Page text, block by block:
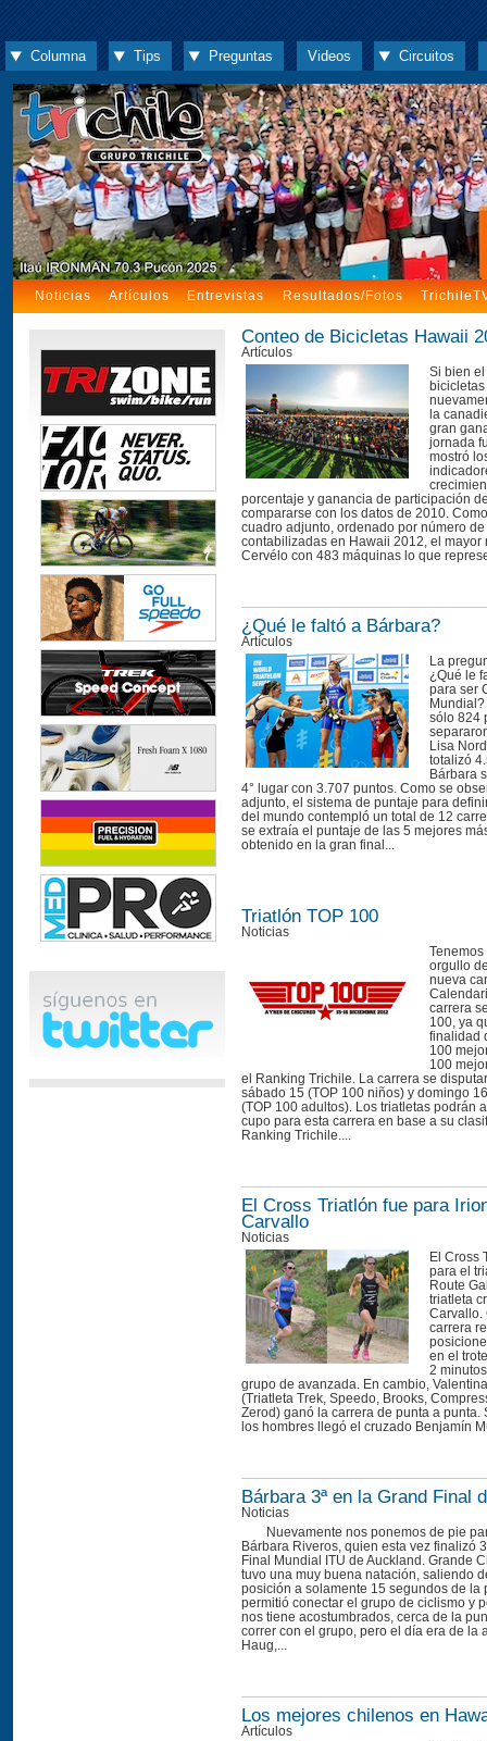
Columna Tips Preguntas Videos Circuitos
Noticias Artículos Entrevistas Resultados/Fotos
Conteo de Bicicletas Hawaii
Artículos
Si bien
la
gran
jornada
mostró
porcentaje y ganancia de participación
compararse con los datos de 2010.
cuadro adjunto, ordenado por número
contabilizadas en Hawaii 2012, el mayor
Cervélo con 483 máquinas lo que
¿Qué le faltó a Bárbara?
Artículos
La
¿Qué le
para ser
sólo 824
Lisa
totalizó
Bárbara
4° lugar con 3.707 puntos. Como se
adjunto, el sistema de puntaje para
del mundo contempló un total de 12
se extraía el puntaje de las 5 mejores
obtenido en la gran final...
Triatlón TOP 100
Noticias
orgullo
nueva
carrera
100, ya
finalidad
100
100
el Ranking Trichile. La carrera se
sábado 15 (TOP 100 niños) y domingo
(TOP 100 adultos). Los triatletas podrán
cupo para esta carrera en base a su
Ranking Trichile....
El Cross Triatlón fue para
Carvallo
Noticias
El Cross
para el
Route
triatleta
Carvallo.
carrera
en el
2
grupo de avanzada. En cambio,
(Triatleta Trek, Speedo, Brooks,
Zerod) ganó la carrera de punta a punta.
los hombres llegó el cruzado Benjamín
Bárbara 3ª en la Grand Final
Noticias
Nuevamente nos ponemos de pie
Bárbara Riveros, quien esta vez finalizó
Final Mundial ITU de Auckland. Grande
tuvo una muy buena natación, saliendo
posición a solamente 15 segundos de la
permitió conectar el grupo de ciclismo y
nos tiene acostumbrados, cerca de la
correr con el grupo, pero el día era de la
Haug,...
Los mejores chilenos en
Artículos